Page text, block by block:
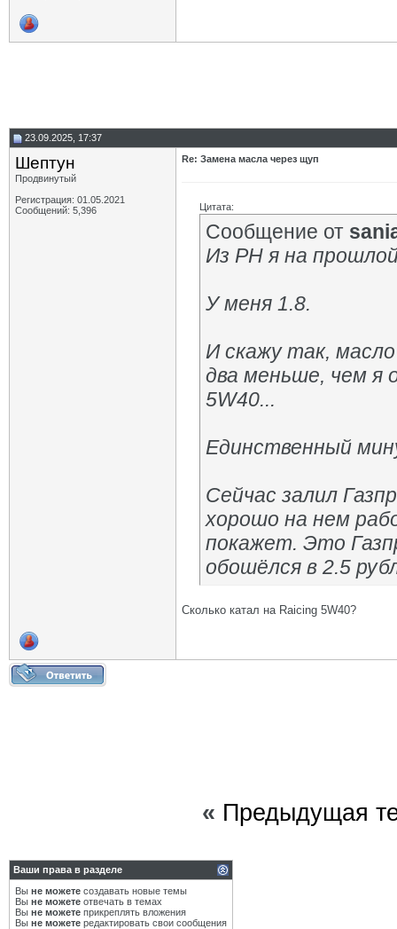
23.09.2025, 17:37
Шептун
Продвинутый
Регистрация: 01.05.2021
Сообщений: 5,396
Re: Замена масла через щуп
Цитата:
Сообщение от
Из РН я на
У меня 1.8.
И скажу так,
два меньше, чем я
5W40...
Единственный
Сейчас залил
хорошо на нем
покажет. Это
обошёлся в 2.5
Сколько катал на Raicing 5W40?
« Предыдущая
Ваши права в разделе
Вы не можете создавать новые темы
Вы не можете отвечать в темах
Вы не можете прикреплять вложения
Вы не можете редактировать свои сообщения